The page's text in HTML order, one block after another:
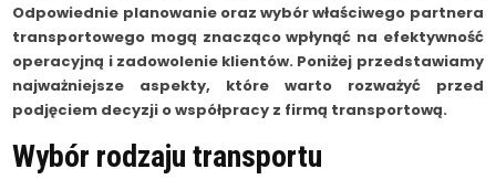
dla
Odpowiednie planowanie oraz wybór właściwego partnera
transportowego mogą znacząco wpłynąć na efektywność
operacyjną i zadowolenie klientów. Poniżej przedstawiamy
najważniejsze aspekty, które warto rozważyć przed
podjęciem decyzji o współpracy z firmą transportową.
Wybór rodzaju transportu